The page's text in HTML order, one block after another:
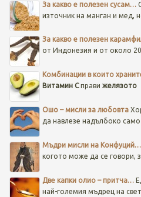
За какво е полезен сусам…
източник на манган и мед,
За какво е полезен
от Индонезия и от около
Комбинации в които
Витамин Cправи желязото
Ошо – мисли за любовта
да навлезе надълбоко само
Мъдри мисли на Конфуций…
когото може да се говори,
Две капки олио – притча…
най-големия мъдрец на